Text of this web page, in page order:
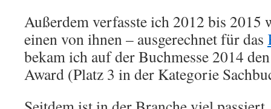
Außerdem verfasste ich 2012 bis 2015
einen von ihnen – ausgerechnet für das
bekam ich auf der Buchmesse 2014
Award (Platz 3 in der Kategorie